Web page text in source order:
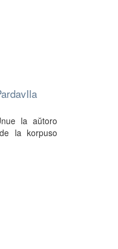
la aŭtoro
la korpuso